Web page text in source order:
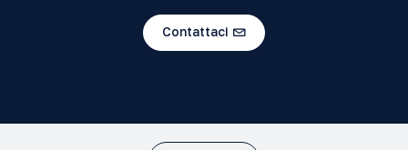
Contattaci